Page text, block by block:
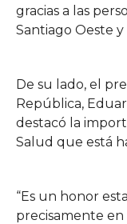
gracias a las
Santiago Oeste
De su lado, el
República,
destacó la
Salud que está
“Es un honor
precisamente